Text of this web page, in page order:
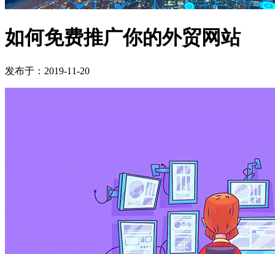
如何免费推广你的外贸网站
发布于：2019-11-20